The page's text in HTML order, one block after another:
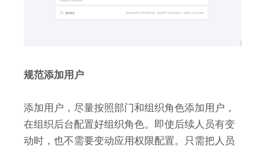
规范添加用户
添加用户，尽量按照部门和组织角色添加用户，
在组织后台配置好组织角色。即使后续人员有变
动时，也不需要变动应用权限配置。只需把人员